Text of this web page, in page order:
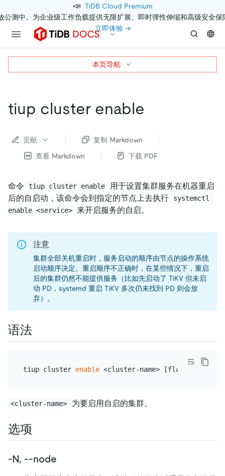
📣 TiDB Cloud Premium
公测中。为企业级工作负载提供无限扩展、即时弹性伸缩和高级安全保
立即体验 →
tiup cluster enable
贡献
复制 Markdown
查看 Markdown
下载 PDF
命令 tiup cluster enable
用于设置集群服务在机器重启
后的自启动，该命令会到指定的节点上去执行
systemctl
enable <service> 来开启服务的自启。
注意
集群全部关机重启时，服务启动的顺序由节点的操作系统
启动顺序决定。重启顺序不正确时，在某些情况下，重启
后的集群仍然不能提供服务（比如先启动了 TiKV 但未启
动 PD，systemd 重启 TiKV 多次仍未找到 PD 则会放
弃）。
语法
tiup cluster enable
<cluster-name> 为要启用自启的集群。
选项
-N, --node
本页导航